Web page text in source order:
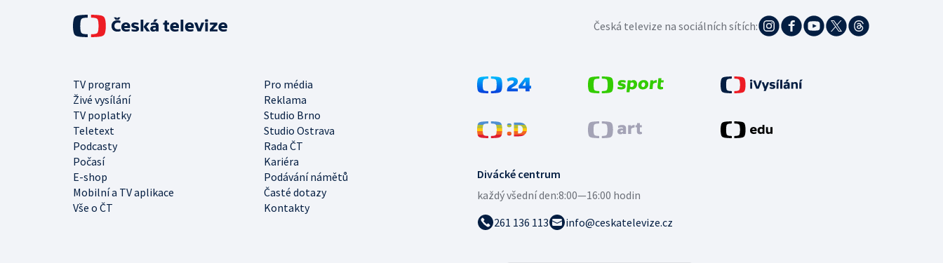
Divácké centrum
každý všední den:8:00—16:00 hodin
261 136 113
info@ceskatelevize.cz
TV program
Pro média
Živé vysílání
Reklama
TV poplatky
Studio Brno
Teletext
Studio Ostrava
Podcasty
Rada ČT
Počasí
Kariéra
E-shop
Podávání námětů
Mobilní a TV aplikace
Časté dotazy
Vše o ČT
Kontakty
Česká televize na sociálních sítích: